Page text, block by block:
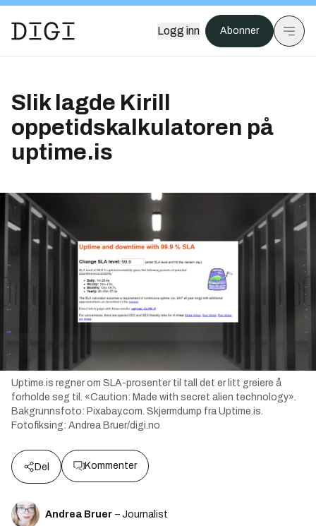
Logg inn Abonner
Slik lagde Kirill
oppetidskalkulatoren på
uptime.is
Uptime.is regner om SLA-prosenter til tall det er litt greiere å
forholde seg til. «Caution: Made with secret alien technology».
Bakgrunnsfoto: Pixabay.com. Skjermdump fra Uptime.is.
Fotofiksing: Andrea Bruer/digi.no
Del Kommenter
Andrea Bruer – Journalist